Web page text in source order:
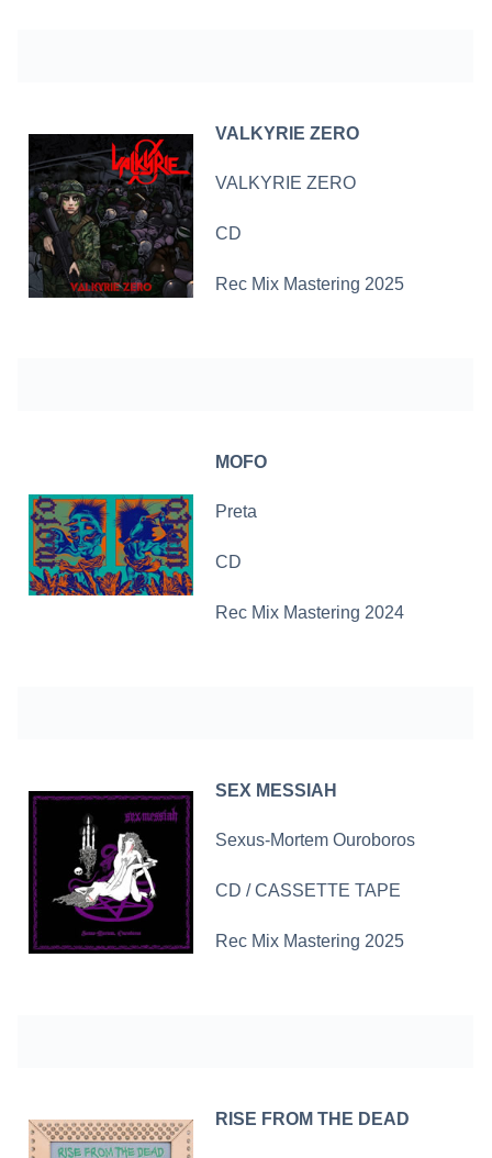
VALKYRIE ZERO
VALKYRIE ZERO
CD
Rec Mix Mastering 2025
MOFO
Preta
CD
Rec Mix Mastering 2024
SEX MESSIAH
Sexus-Mortem Ouroboros
CD /CASSETTE TAPE
Rec Mix Mastering 2025
RISE FROM THE DEAD